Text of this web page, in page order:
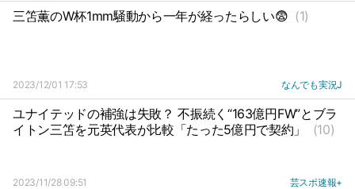
三笘薫のW杯1mm騒動から一年が経ったらしい😨 (1)
2023/12/01 17:53 なんでも実況J
ユナイテッドの補強は失敗？ 不振続く“163億円FW”とブラ
イトン三笘を元英代表が比較「たった5億円で契約」
(10)
2023/11/28 09:51 芸スポ速報+